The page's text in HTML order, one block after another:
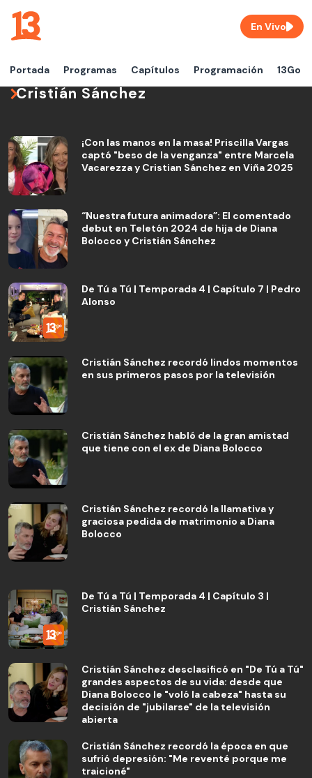
Portada Programas Capítulos Programación 13Go
En Vivo
Cristián Sánchez
¡Con las manos en la masa! Priscilla Vargas
captó "beso de la venganza" entre Marcela
Vacarezza y Cristian Sánchez en Viña 2025
“Nuestra futura animadora”: El comentado
debut en Teletón 2024 de hija de Diana
Bolocco y Cristián Sánchez
De Tú a Tú | Temporada 4 | Capítulo 7 | Pedro
Alonso
Cristián Sánchez recordó lindos momentos
en sus primeros pasos por la televisión
Cristián Sánchez habló de la gran amistad
que tiene con el ex de Diana Bolocco
Cristián Sánchez recordó la llamativa y
graciosa pedida de matrimonio a Diana
Bolocco
De Tú a Tú | Temporada 4 | Capítulo 3 |
Cristián Sánchez
Cristián Sánchez desclasificó en "De Tú a Tú"
grandes aspectos de su vida: desde que
Diana Bolocco le "voló la cabeza" hasta su
decisión de "jubilarse" de la televisión
abierta
Cristián Sánchez recordó la época en que
sufrió depresión: "Me reventé porque me
traicioné"